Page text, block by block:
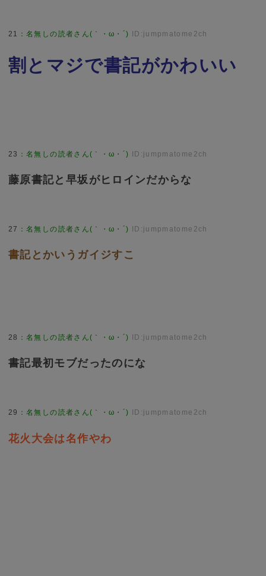
21 ：名無しの読者さん(｀・ω・´) ID:jumpmatome2ch
割とマジで書記がかわいい
23 ：名無しの読者さん(｀・ω・´) ID:jumpmatome2ch
藤原書記と早坂がヒロインだからな
27 ：名無しの読者さん(｀・ω・´) ID:jumpmatome2ch
書記とかいうガイジすこ
28 ：名無しの読者さん(｀・ω・´) ID:jumpmatome2ch
書記最初モブだったのにな
29 ：名無しの読者さん(｀・ω・´) ID:jumpmatome2ch
花火大会は名作やわ